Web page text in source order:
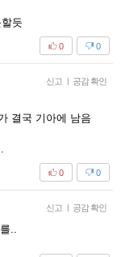
듯
0
0
신고 | 공감 확인
결국 기아에 남음
0
0
신고 | 공감 확인
..